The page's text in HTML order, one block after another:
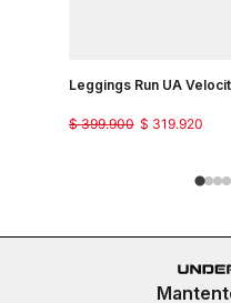
Leggings Run UA
$ 319.920
$ 399.900